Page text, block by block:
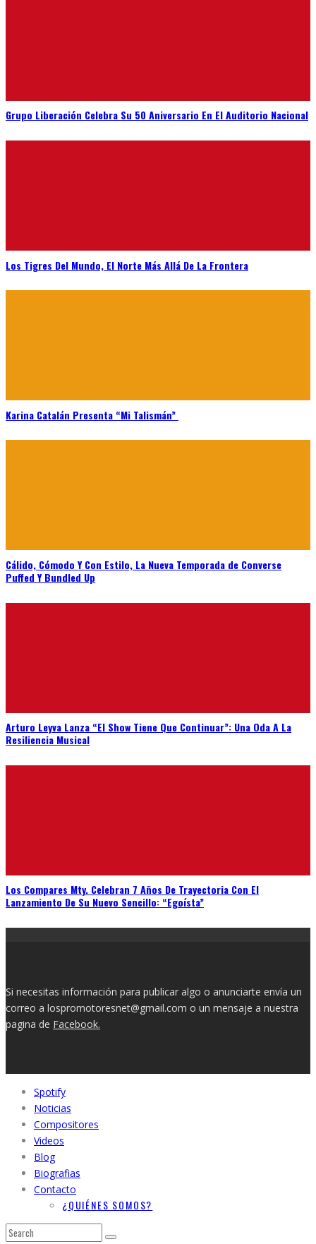
Grupo Liberación Celebra Su 50 Aniversario En El Auditorio Nacional
Los Tigres Del Mundo, El Norte Más Allá De La Frontera
Karina Catalán Presenta “Mi Talismán”
Cálido, Cómodo Y Con Estilo, La Nueva Temporada de Converse
Puffed Y Bundled Up
Arturo Leyva Lanza “El Show Tiene Que Continuar”: Una Oda A La
Resiliencia Musical
Los Compares Mty. Celebran 7 Años De Trayectoria Con El
Lanzamiento De Su Nuevo Sencillo: “Egoísta”
Si necesitas información para publicar algo o anunciarte envía un
correo a lospromotoresnet@gmail.com o un mensaje a nuestra
pagina de Facebook.
Spotify
Noticias
Compositores
Videos
Blog
Biografias
Contacto
¿QUIÉNES SOMOS?